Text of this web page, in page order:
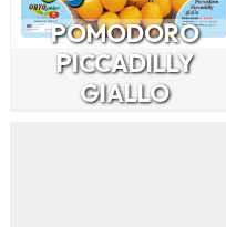
POMODORO
PICCADILLY
GIALLO